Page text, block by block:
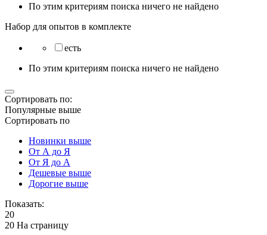
По этим критериям поиска ничего не найдено
Набор для опытов в комплекте
есть
По этим критериям поиска ничего не найдено
Сортировать по:
Популярные выше
Сортировать по
Новинки выше
От А до Я
От Я до А
Дешевые выше
Дорогие выше
Показать:
20
20 На страницу